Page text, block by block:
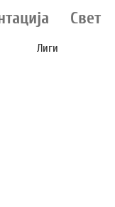
Свет
Лиги